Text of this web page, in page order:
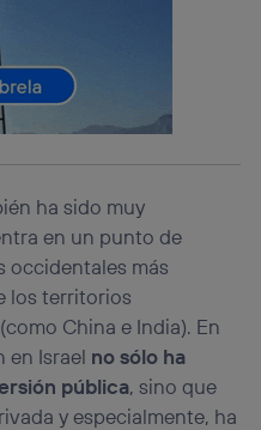
ha sido muy
en un punto de
occidentales más
los territorios
China e India). En
en Israel no sólo ha
pública, sino que
y especialmente, ha
conexión de internet, por
su dispositivo y
recibirá el mismo
ancha
(p. ej., Wi-Fi),
los miembros del hogar
será más
únicamente en la
Utiq seleccionando
de esta página web o
de Utiq
consulta
.